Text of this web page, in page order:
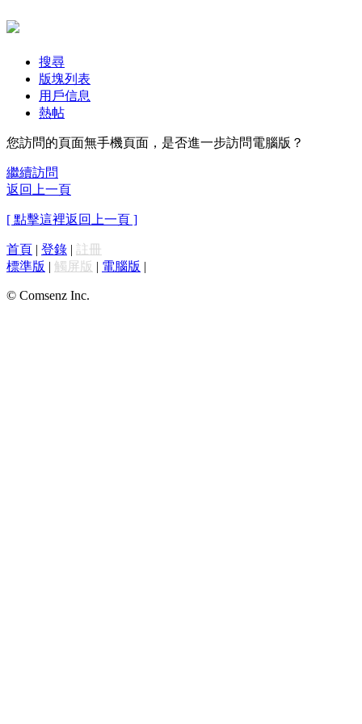
搜尋
版塊列表
用戶信息
熱帖
您訪問的頁面無手機頁面，是否進一步訪問電腦版？
繼續訪問
返回上一頁
[ 點擊這裡返回上一頁 ]
首頁 | 登錄 | 註冊
標準版 | 觸屏版 | 電腦版 |
© Comsenz Inc.